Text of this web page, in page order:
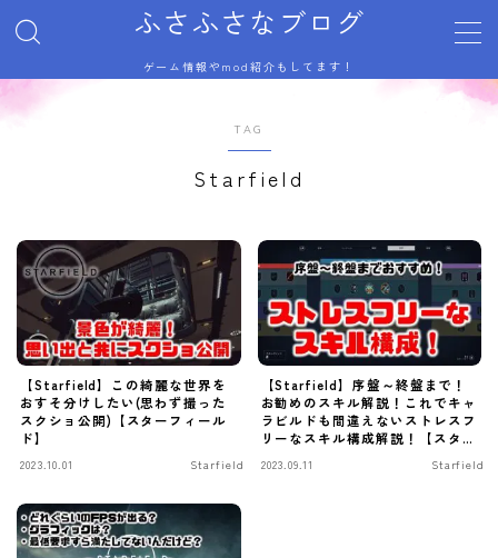
ふさふさなブログ
ゲーム情報やmod紹介もしてます！
MENU
サイトマップ
プライバシーポリシー
利用規約／特定商取引法に基づく表記
自己紹介
記事一覧
運営者情報
TAG
Starfield
【Starfield】この綺麗な世界を
おすそ分けしたい(思わず撮った
スクショ公開)【スターフィール
ド】
2023.10.01 Starfield
【Starfield】序盤～終盤まで！
お勧めのスキル解説！これでキャ
ラビルドも間違えないストレスフ
リーなスキル構成解説！【スター
2023.09.11 Starfield